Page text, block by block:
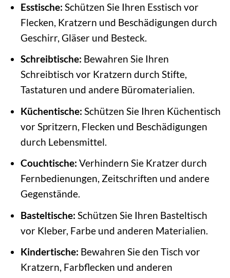
Esstische: Schützen Sie Ihren Esstisch vor
Flecken, Kratzern und Beschädigungen durch
Geschirr, Gläser und Besteck.
Schreibtische: Bewahren Sie Ihren
Schreibtisch vor Kratzern durch Stifte,
Tastaturen und andere Büromaterialien.
Küchentische: Schützen Sie Ihren Küchentisch
vor Spritzern, Flecken und Beschädigungen
durch Lebensmittel.
Couchtische: Verhindern Sie Kratzer durch
Fernbedienungen, Zeitschriften und andere
Gegenstände.
Basteltische: Schützen Sie Ihren Basteltisch
vor Kleber, Farbe und anderen Materialien.
Kindertische: Bewahren Sie den Tisch vor
Kratzern, Farbflecken und anderen